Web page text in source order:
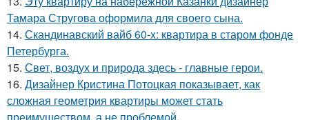
Тамара Стругова оформила для своего сына.
14. Скандинавский вайб 60-х: квартира в старом фонде
Петербурга.
15. Свет, воздух и природа здесь - главные герои.
16. Дизайнер Кристина Потоцкая показывает, как
сложная геометрия квартиры может стать